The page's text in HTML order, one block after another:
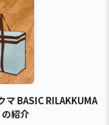
マ BASIC RILAKKUMA
紹介